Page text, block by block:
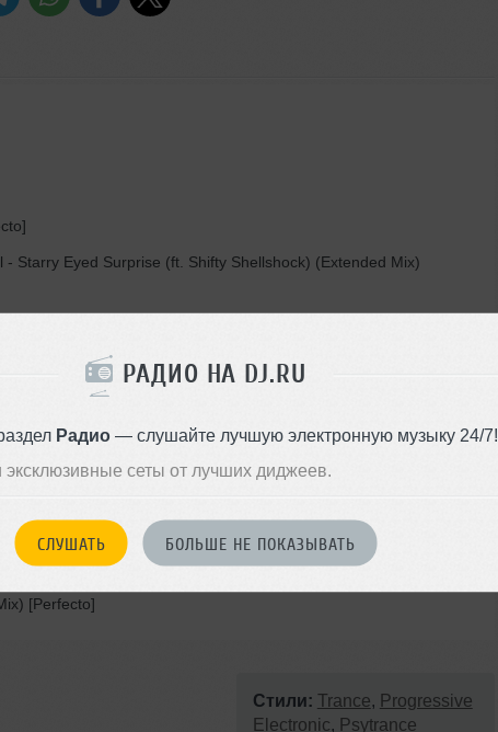
РАДИО НА DJ.RU
Радио— слушайте лучшую электронную музыку 24/7!
сеты от лучших диджеев.
СЛУШАТЬ БОЛЬШЕ НЕ ПОКАЗЫВАТЬ
Starry Eyed Surprise (ft. Shifty Shellshock) (Extended Mix)
Perfecto]
Records]
[Perfecto]
Стили: Trance, Progressive
Electronic, Psytrance